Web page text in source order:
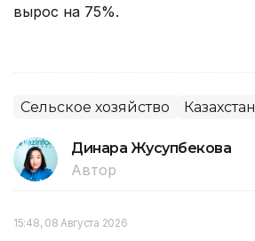
вырос на 75%.
Сельское хозяйство Казахстан
Динара Жусупбекова
Автор
15:48, 08 Августа 2026